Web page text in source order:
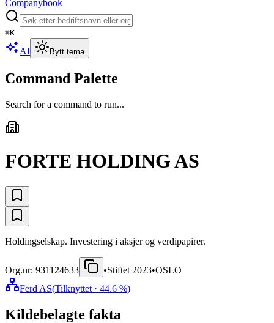
Companybook
⌘K
AI Bytt tema
Command Palette
Search for a command to run...
FORTE HOLDING AS
Holdingselskap. Investering i aksjer og verdipapirer.
Org.nr: 931124633 •Stiftet 2023•OSLO
Ferd AS(Tilknyttet · 44.6 %)
Kildebelagte fakta